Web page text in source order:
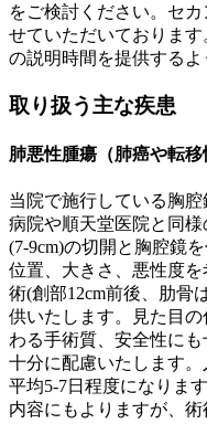
をご検討ください。セ
せていただいておりま
の説明時間を提供するよ
取り扱う主な疾患
肺悪性腫瘍（肺癌や転
当院で施行している胸
病院や順天堂医院と同
(7-9cm)の切開と胸腔鏡
位置、大きさ、悪性度
術(創部12cm前後、肋骨
供いたします。見た目
わる手術質、安全性に
十分に配慮いたします
平均5-7日程度になりま
内容にもよりますが、